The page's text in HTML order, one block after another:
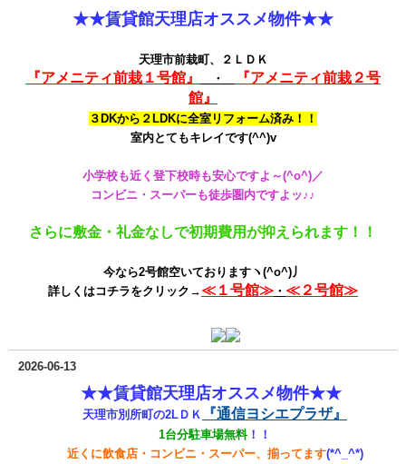
★★賃貸館天理店オススメ物件★★
天理市前栽町、２ＬＤＫ
『アメニティ前栽１号館』 ・
『アメニティ前栽２号
館』
３DKから２LDKに全室リフォーム済み！！
室内とてもキレイです(^^)v
小学校も近く登下校時も安心ですよ～(^o^)／
コンビニ・スーパーも徒歩圏内ですよッ♪♪
さらに敷金・礼金なしで初期費用が抑えられます！！
今なら2号館空いておりますヽ(^o^)丿
詳しくはコチラをクリック→≪１号館≫ ・ ≪２号館≫
2026-06-13
★★賃貸館天理店オススメ物件★★
天理市別所町の2LＤＫ 『通信ヨシエプラザ』
1台分駐車場無料！！
近くに飲食店・コンビニ・スーパー、揃ってます(*^_^*)